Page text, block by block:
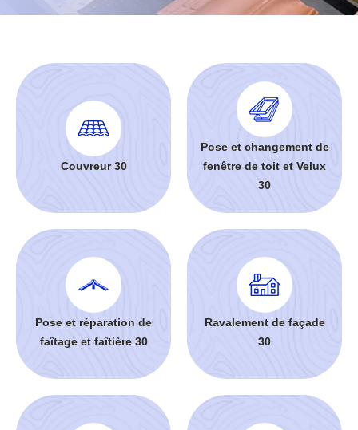
Couvreur 30
Pose et changement de
fenêtre de toit et Velux
30
Pose et réparation de
faîtage et faîtière 30
Ravalement de façade
30